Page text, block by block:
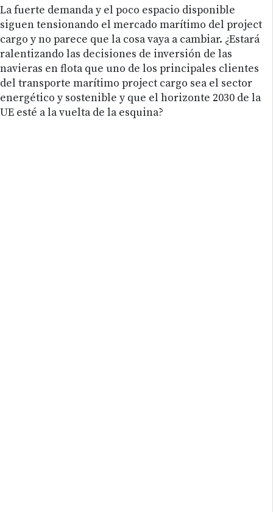
La fuerte demanda y el poco espacio disponible
siguen tensionando el mercado marítimo del project
cargo y no parece que la cosa vaya a cambiar. ¿Estará
ralentizando las decisiones de inversión de las
navieras en flota que uno de los principales clientes
del transporte marítimo project cargo sea el sector
energético y sostenible y que el horizonte 2030 de la
UE esté a la vuelta de la esquina?